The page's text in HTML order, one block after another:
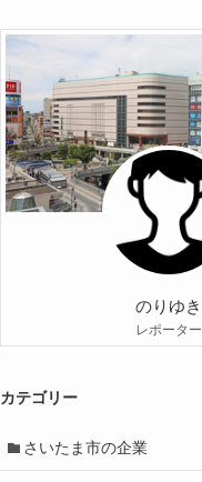
のりゆき
レポーター
カテゴリー
さいたま市の企業